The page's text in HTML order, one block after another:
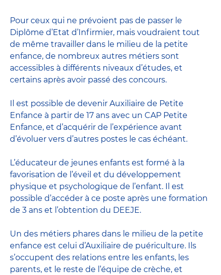
Pour ceux qui ne prévoient pas de passer le
Diplôme d’Etat d’Infirmier, mais voudraient tout
de même travailler dans le milieu de la petite
enfance, de nombreux autres métiers sont
accessibles à différents niveaux d’études, et
certains après avoir passé des concours.
Il est possible de devenir Auxiliaire de Petite
Enfance à partir de 17 ans avec un CAP Petite
Enfance, et d’acquérir de l’expérience avant
d’évoluer vers d’autres postes le cas échéant.
L’éducateur de jeunes enfants est formé à la
favorisation de l’éveil et du développement
physique et psychologique de l’enfant. Il est
possible d’accéder à ce poste après une formation
de 3 ans et l’obtention du DEEJE.
Un des métiers phares dans le milieu de la petite
enfance est celui d’Auxiliaire de puériculture. Ils
s’occupent des relations entre les enfants, les
parents, et le reste de l’équipe de crèche, et